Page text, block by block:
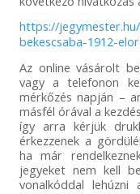
https://
bekescsaba-1912-
Az online vásárolt
vagy a telefonon
mérkőzés napján –
másfél órával a
így arra kérjük
érkezzenek a
ha már
jegyeket nem kell
vonalkóddal